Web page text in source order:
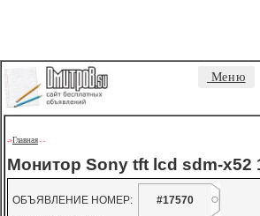
Меню
->Главная - -
Монитор Sony tft lcd sdm-x52
ОБЪЯВЛЕНИЕ НОМЕР:
#17570